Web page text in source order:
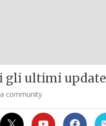
gli ultimi update
community